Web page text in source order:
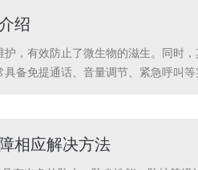
绍
，有效防止了微生物的滋生。同时
备免提通话、音量调节、紧急呼叫
相应解决方法